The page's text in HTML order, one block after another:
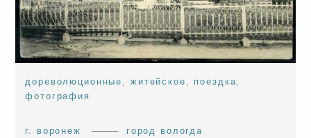
дореволюционные житейское поездка
фотография
г. воронеж город вологда